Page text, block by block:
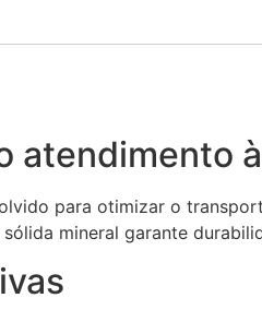
atendimento
para otimizar o
mineral garante